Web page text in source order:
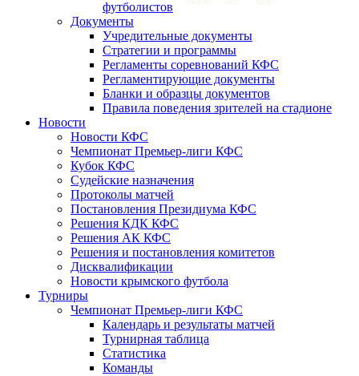
футболистов
Документы
Учредительные документы
Стратегии и программы
Регламенты соревнований КФС
Регламентирующие документы
Бланки и образцы документов
Правила поведения зрителей на стадионе
Новости
Новости КФС
Чемпионат Премьер-лиги КФС
Кубок КФС
Судейские назначения
Протоколы матчей
Постановления Президиума КФС
Решения КДК КФС
Решения АК КФС
Решения и постановления комитетов
Дисквалификации
Новости крымского футбола
Турниры
Чемпионат Премьер-лиги КФС
Календарь и результаты матчей
Турнирная таблица
Статистика
Команды